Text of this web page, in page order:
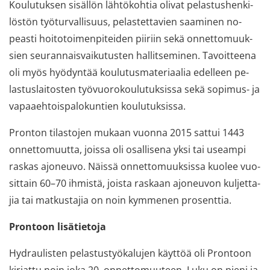
Kou­lu­tuk­sen si­säl­lön läh­tö­koh­tia oli­vat pe­las­tus­hen­ki­
lös­tön työ­tur­val­li­suus, pe­las­tet­ta­vien saa­mi­nen no­
peas­ti hoi­to­toi­men­pi­tei­den pii­riin sekä on­net­to­muuk­
sien seu­ran­nais­vai­ku­tus­ten hal­lit­se­mi­nen. Ta­voit­tee­na
oli myös hyö­dyn­tää kou­lu­tus­ma­te­ri­aa­lia edel­leen pe­
las­tus­lai­tos­ten työ­vuo­ro­kou­lu­tuk­sis­sa sekä sopimus-​ ja
va­paa­eh­tois­pa­lo­kun­tien kou­lu­tuk­sis­sa.
Pron­ton ti­las­to­jen mu­kaan vuon­na 2015 sat­tui 1443
on­net­to­muut­ta, jois­sa oli osal­li­se­na yksi tai useam­pi
ras­kas ajo­neu­vo. Näis­sä on­net­to­muuk­sis­sa kuo­lee vuo­
sit­tain 60–70 ih­mis­tä, jois­ta ras­kaan ajo­neu­von kul­jet­ta­
jia tai mat­kus­ta­jia on noin kym­me­nen pro­sent­tia.
Pron­toon li­sä­tie­to­ja
Hy­drau­lis­ten pe­las­tus­työ­ka­lu­jen käyt­töä oli Pron­toon